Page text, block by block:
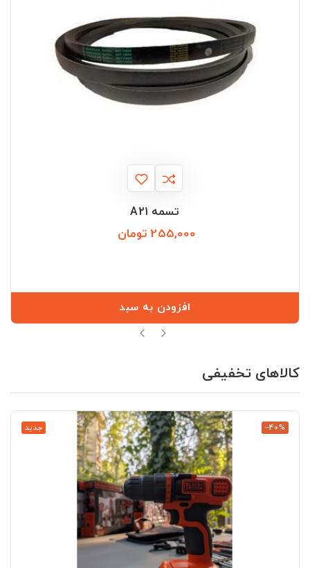
تسمه A21
255,000 تومان
افزودن به سبد
کالاهای تخفیفی
جدید ‎−40%